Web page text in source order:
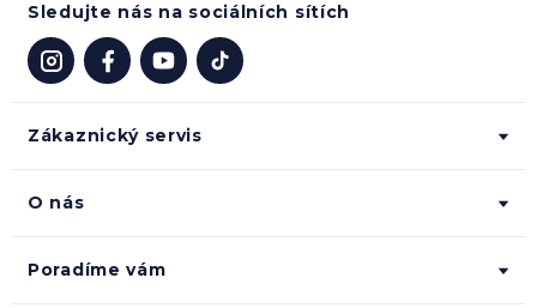
Zákaznický servis
O nás
Poradíme vám
Sledujte nás na sociálních sítích